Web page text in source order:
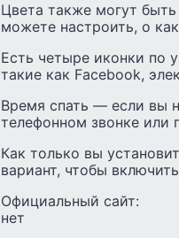
Цвета также могут
можете настроить, о
Есть четыре иконки по
такие как Facebook,
Время спать — если вы
телефонном звонке или
Как только вы
вариант, чтобы
Официальный сайт:
нет